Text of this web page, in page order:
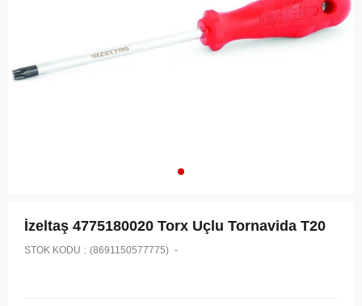
İzeltaş 4775180020 Torx Uçlu Tornavida T20
STOK KODU (8691150577775)